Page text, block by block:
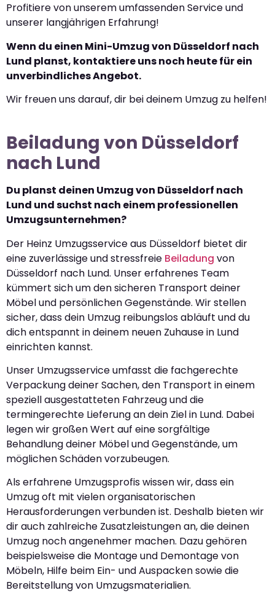
Profitiere von unserem umfassenden Service und
unserer langjährigen Erfahrung!
Wenn du einen Mini-Umzug von Düsseldorf nach
Lund planst, kontaktiere uns noch heute für ein
unverbindliches Angebot.
Wir freuen uns darauf, dir bei deinem Umzug zu helfen!
Beiladung von Düsseldorf
nach Lund
Du planst deinen Umzug von Düsseldorf nach
Lund und suchst nach einem professionellen
Umzugsunternehmen?
Der Heinz Umzugsservice aus Düsseldorf bietet dir
eine zuverlässige und stressfreie Beiladung von
Düsseldorf nach Lund. Unser erfahrenes Team
kümmert sich um den sicheren Transport deiner
Möbel und persönlichen Gegenstände. Wir stellen
sicher, dass dein Umzug reibungslos abläuft und du
dich entspannt in deinem neuen Zuhause in Lund
einrichten kannst.
Unser Umzugsservice umfasst die fachgerechte
Verpackung deiner Sachen, den Transport in einem
speziell ausgestatteten Fahrzeug und die
termingerechte Lieferung an dein Ziel in Lund. Dabei
legen wir großen Wert auf eine sorgfältige
Behandlung deiner Möbel und Gegenstände, um
möglichen Schäden vorzubeugen.
Als erfahrene Umzugsprofis wissen wir, dass ein
Umzug oft mit vielen organisatorischen
Herausforderungen verbunden ist. Deshalb bieten wir
dir auch zahlreiche Zusatzleistungen an, die deinen
Umzug noch angenehmer machen. Dazu gehören
beispielsweise die Montage und Demontage von
Möbeln, Hilfe beim Ein- und Auspacken sowie die
Bereitstellung von Umzugsmaterialien.